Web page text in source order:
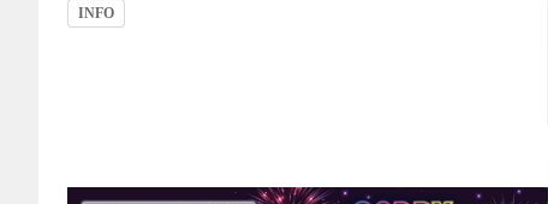
INFO